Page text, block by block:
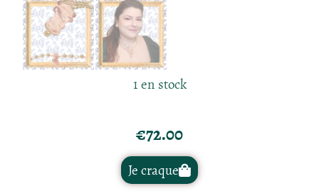
1 en stock
€72.00
Je craque